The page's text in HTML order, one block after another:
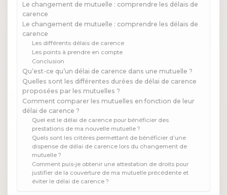
Le changement de mutuelle : comprendre les délais de
carence
Le changement de mutuelle : comprendre les délais de
carence
Les différents délais de carence
Les points à prendre en compte
Conclusion
Qu’est-ce qu’un délai de carence dans une mutuelle ?
Quelles sont les différentes durées de délai de carence
proposées par les mutuelles ?
Comment comparer les mutuelles en fonction de leur
délai de carence ?
Quel est le délai de carence pour bénéficier des
prestations de ma nouvelle mutuelle ?
Quels sont les critères permettant de bénéficier d’une
dispense de délai de carence lors du changement de
mutuelle ?
Comment puis-je obtenir une attestation de droits pour
justifier de la couverture de ma mutuelle précédente et
éviter le délai de carence ?